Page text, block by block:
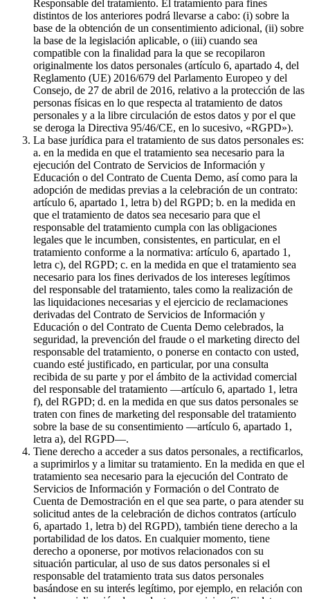
Responsable del tratamiento. El tratamiento para fines
distintos de los anteriores podrá llevarse a cabo: (i) sobre la
base de la obtención de un consentimiento adicional, (ii) sobre
la base de la legislación aplicable, o (iii) cuando sea
compatible con la finalidad para la que se recopilaron
originalmente los datos personales (artículo 6, apartado 4, del
Reglamento (UE) 2016/679 del Parlamento Europeo y del
Consejo, de 27 de abril de 2016, relativo a la protección de las
personas físicas en lo que respecta al tratamiento de datos
personales y a la libre circulación de estos datos y por el que
se deroga la Directiva 95/46/CE, en lo sucesivo, «RGPD»).
La base jurídica para el tratamiento de sus datos personales es:
a. en la medida en que el tratamiento sea necesario para la
ejecución del Contrato de Servicios de Información y
Educación o del Contrato de Cuenta Demo, así como para la
adopción de medidas previas a la celebración de un contrato:
artículo 6, apartado 1, letra b) del RGPD; b. en la medida en
que el tratamiento de datos sea necesario para que el
responsable del tratamiento cumpla con las obligaciones
legales que le incumben, consistentes, en particular, en el
tratamiento conforme a la normativa: artículo 6, apartado 1,
letra c), del RGPD; c. en la medida en que el tratamiento sea
necesario para los fines derivados de los intereses legítimos
del responsable del tratamiento, tales como la realización de
las liquidaciones necesarias y el ejercicio de reclamaciones
derivadas del Contrato de Servicios de Información y
Educación o del Contrato de Cuenta Demo celebrados, la
seguridad, la prevención del fraude o el marketing directo del
responsable del tratamiento, o ponerse en contacto con usted,
cuando esté justificado, en particular, por una consulta
recibida de su parte y por el ámbito de la actividad comercial
del responsable del tratamiento —artículo 6, apartado 1, letra
f), del RGPD; d. en la medida en que sus datos personales se
traten con fines de marketing del responsable del tratamiento
sobre la base de su consentimiento —artículo 6, apartado 1,
letra a), del RGPD—.
Tiene derecho a acceder a sus datos personales, a rectificarlos,
a suprimirlos y a limitar su tratamiento. En la medida en que el
tratamiento sea necesario para la ejecución del Contrato de
Servicios de Información y Formación o del Contrato de
Cuenta de Demostración en el que sea parte, o para atender su
solicitud antes de la celebración de dichos contratos (artículo
6, apartado 1, letra b) del RGPD), también tiene derecho a la
portabilidad de los datos. En cualquier momento, tiene
derecho a oponerse, por motivos relacionados con su
situación particular, al uso de sus datos personales si el
responsable del tratamiento trata sus datos personales
basándose en su interés legítimo, por ejemplo, en relación con